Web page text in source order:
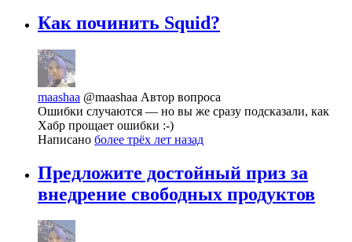
Как починить Squid?
maashaa @maashaa Автор вопроса
Ошибки случаются — но вы же сразу подсказали, как
Хабр прощает ошибки :-)
Написано более трёх лет назад
Предложите достойный приз за
внедрение свободных продуктов